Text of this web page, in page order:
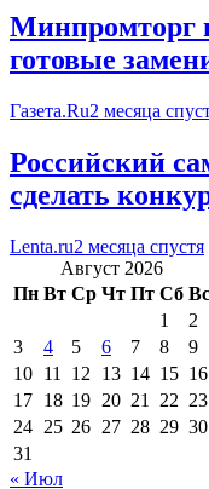
Минпромторг
готовые
Газета.Ru2 месяца
Российский
сделать
Lenta.ru2 месяца спустя
Август 2026
Пн Вт Ср Чт Пт Сб Вс
1
2
3
4 5 6 7 8
9
10 11 12 13 14 15 16
17 18 19 20 21 22 23
24 25 26 27 28 29 30
31
« Июл